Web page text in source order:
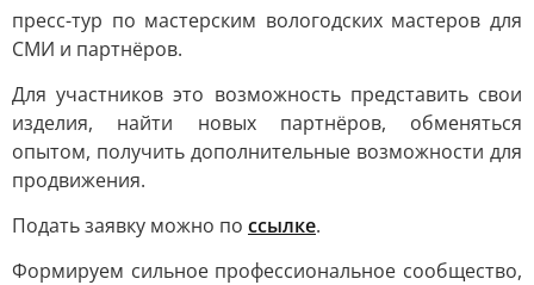
пресс-тур по мастерским вологодских мастеров для
СМИ и партнёров.
Для участников это возможность представить свои
изделия, найти новых партнёров, обменяться
опытом, получить дополнительные возможности для
продвижения.
Подать заявку можно по ссылке.
Формируем сильное профессиональное сообщество,